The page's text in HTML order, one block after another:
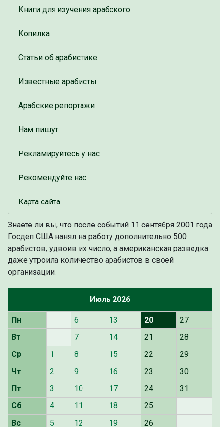
Книги для изучения арабского
Копилка
Статьи об арабистике
Известные арабисты
Арабские репортажи
Нам пишут
Рекламируйтесь у нас
Рекомендуйте нас
Карта сайта
Знаете ли вы, что после событий 11 сентября 2001 года
Госдеп США нанял на работу дополнительно 500
арабистов, удвоив их число, а американская разведка
даже утроила количество арабистов в своей
организации.
Июль 2026
Пн 6 13 20
27
Вт
7 14 21
28
Ср
1 8 15 22
29
Чт
2 9 16 23
30
Пт
3 10 17 24
31
Сб
4 11 18
25
Вс
5 12 19 26